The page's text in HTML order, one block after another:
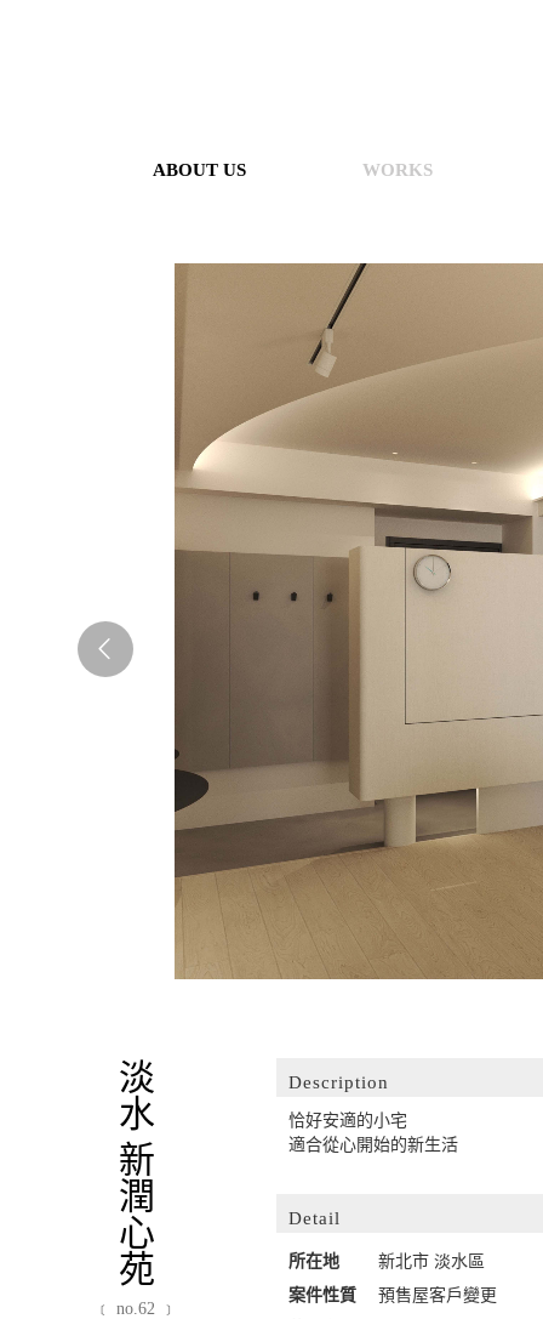
ABOUT US WORKS
淡水 新潤心苑
﹝ no.62 ﹞
Description
恰好安適的小宅
適合從心開始的新生活
Detail
所在地
新北市 淡水區
案件性質
預售屋客戶變更